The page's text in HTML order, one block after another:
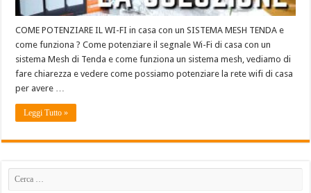
COME POTENZIARE IL WI-FI in casa con un SISTEMA MESH TENDA e
come funziona ? Come potenziare il segnale Wi-Fi di casa con un
sistema Mesh di Tenda e come funziona un sistema mesh, vediamo di
fare chiarezza e vedere come possiamo potenziare la rete wifi di casa
per avere …
Leggi Tutto »